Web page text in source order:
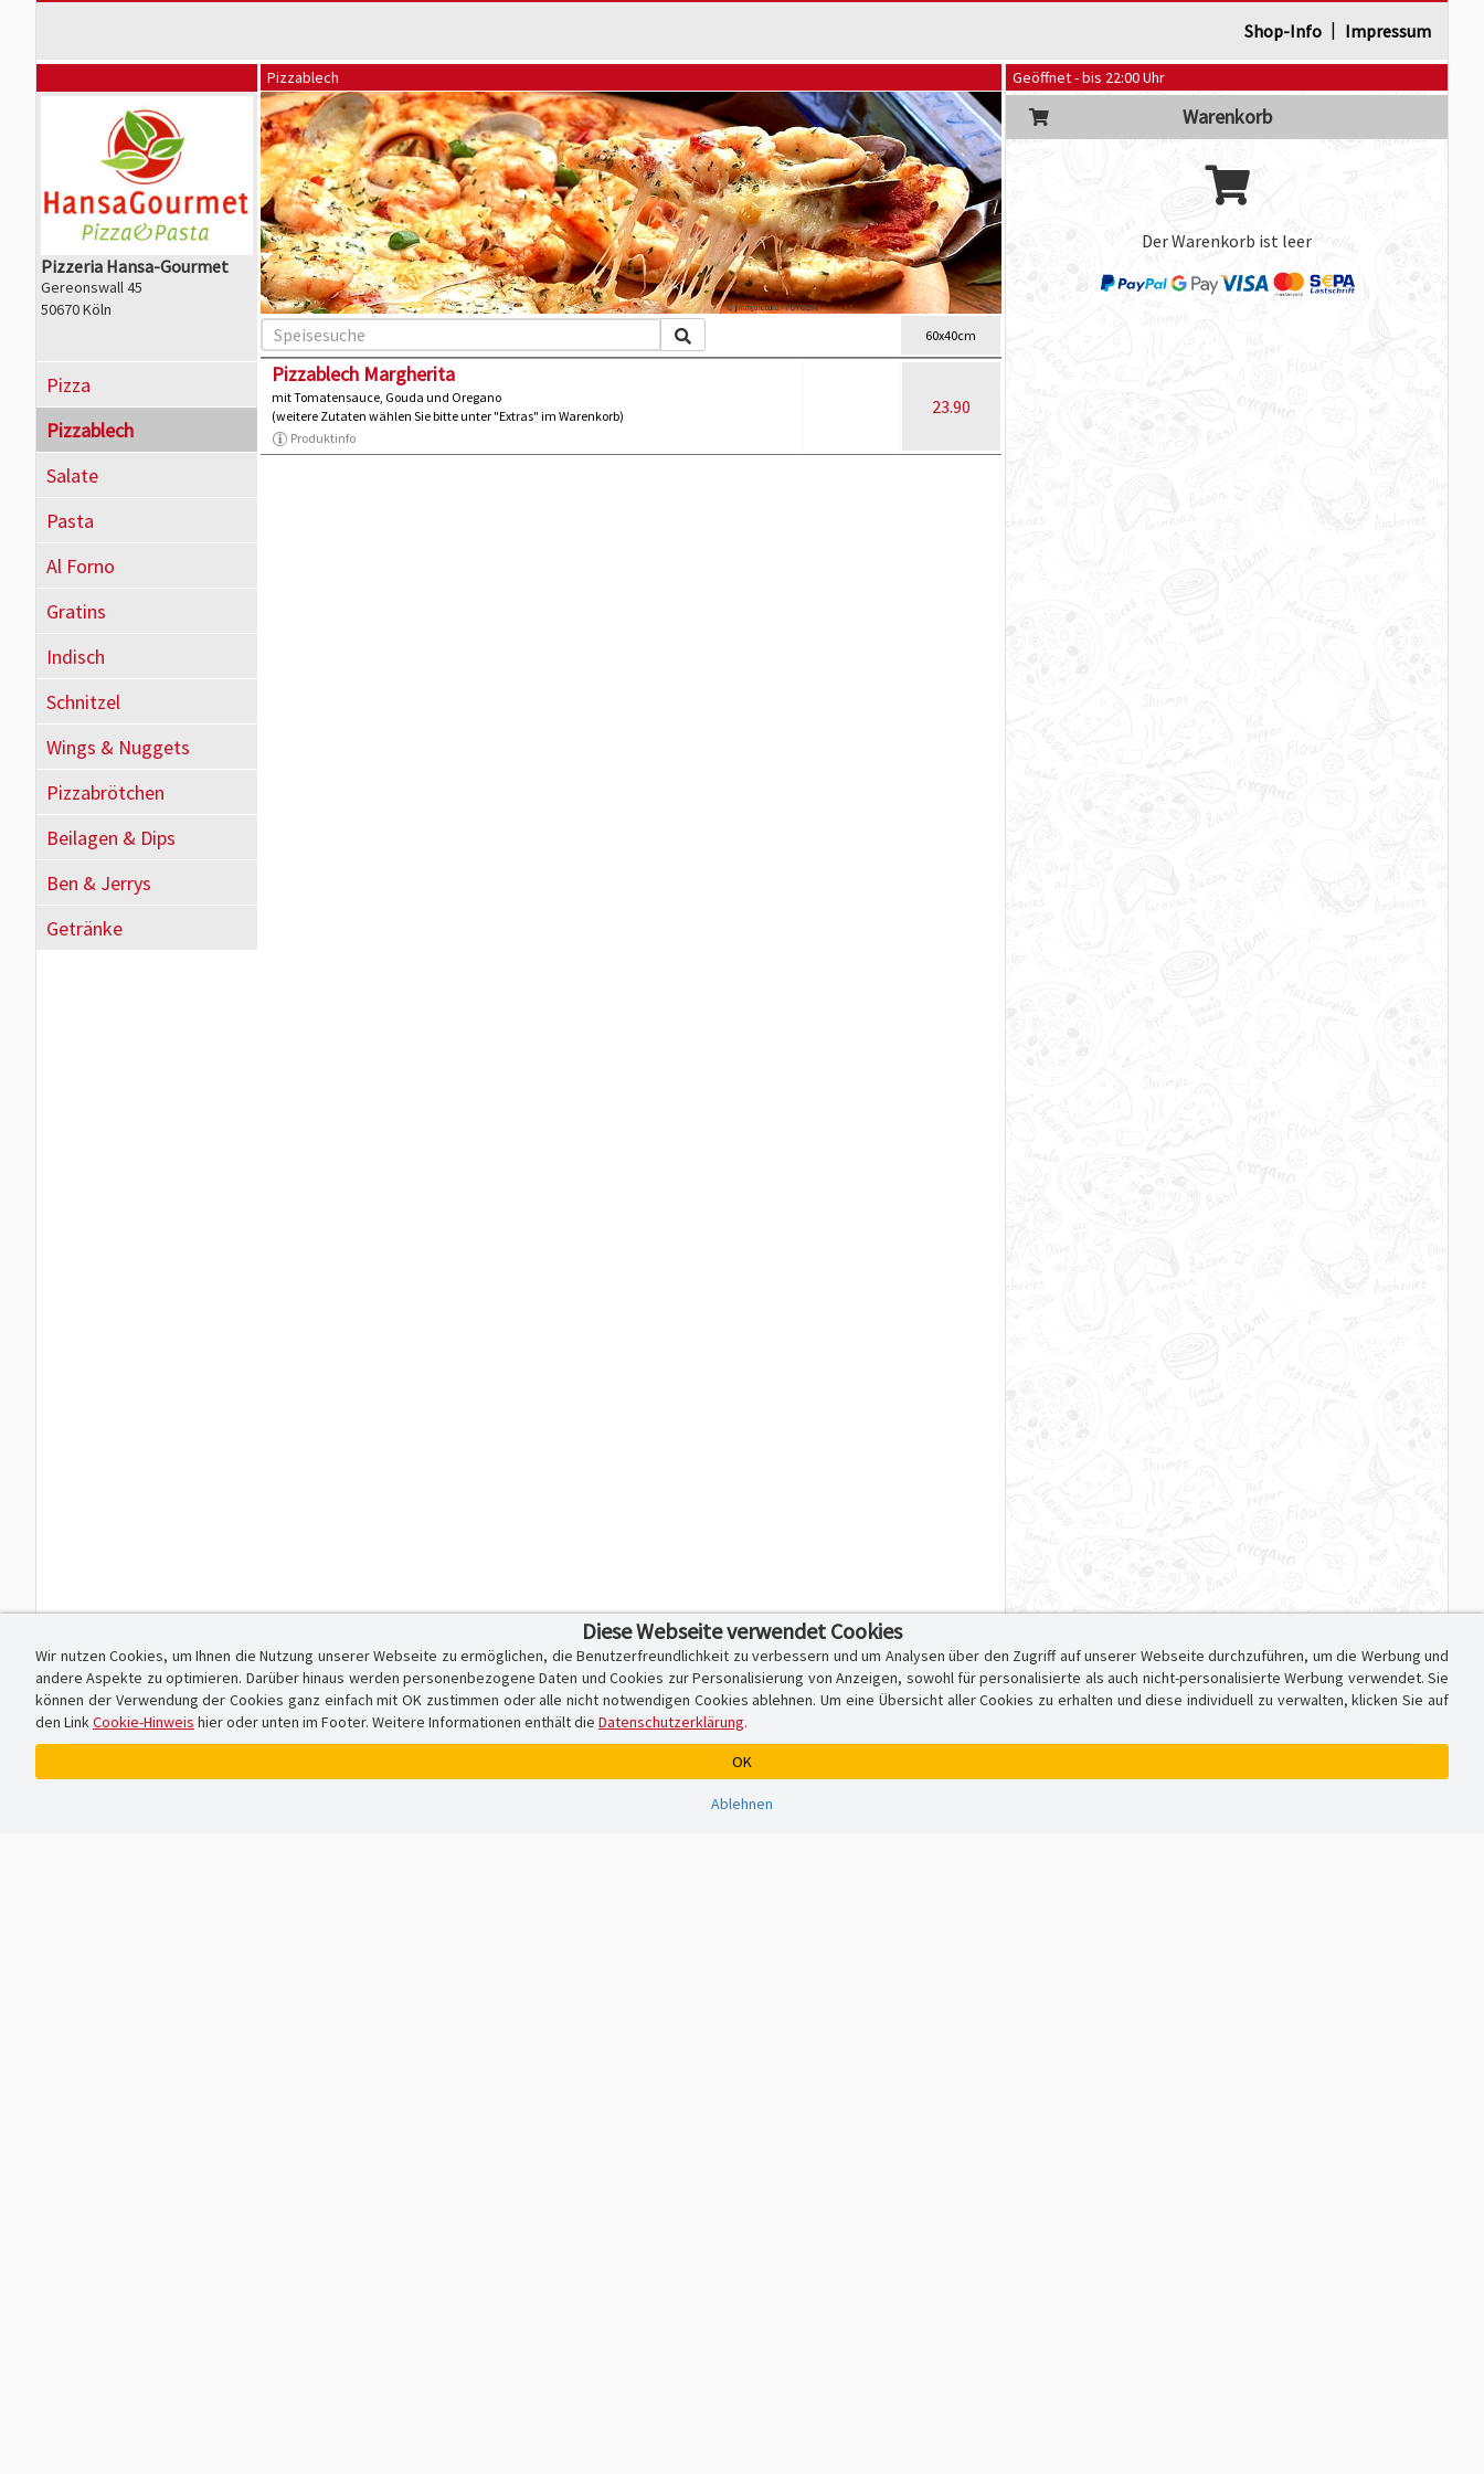
Shop-Info | Impressum
Geöffnet - bis 22:00 Uhr
Warenkorb
Der Warenkorb ist leer
Pizzeria Hansa-Gourmet
Gereonswall 45
50670 Köln
Pizza
Pizzablech
Salate
Pasta
Al Forno
Gratins
Indisch
Schnitzel
Wings & Nuggets
Pizzabrötchen
Beilagen & Dips
Ben & Jerrys
Getränke
Pizzablech
60x40cm
Pizzablech Margherita
mit Tomatensauce, Gouda und Oregano
(weitere Zutaten wählen Sie bitte unter "Extras" im Warenkorb)
Produktinfo
23.90
Diese Webseite verwendet Cookies
Wir nutzen Cookies, um Ihnen die Nutzung unserer Webseite zu ermöglichen, die Benutzerfreundlichkeit zu verbessern und um Analysen über den Zugriff auf unserer Webseite durchzuführen, um die Werbung und
andere Aspekte zu optimieren. Darüber hinaus werden personenbezogene Daten und Cookies zur Personalisierung von Anzeigen, sowohl für personalisierte als auch nicht-personalisierte Werbung verwendet. Sie
können der Verwendung der Cookies ganz einfach mit OK zustimmen oder alle nicht notwendigen Cookies ablehnen. Um eine Übersicht aller Cookies zu erhalten und diese individuell zu verwalten, klicken Sie auf
den LinkCookie-Hinweis hier oder unten im Footer. Weitere Informationen enthält die Datenschutzerklärung.
OK
Ablehnen